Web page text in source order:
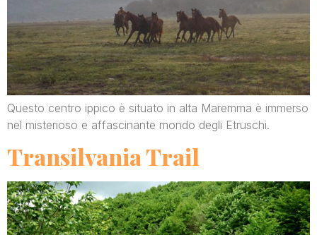
Questo centro ippico è situato in alta Maremma è immerso
nel misterioso e affascinante mondo degli Etruschi.
Transilvania Trail